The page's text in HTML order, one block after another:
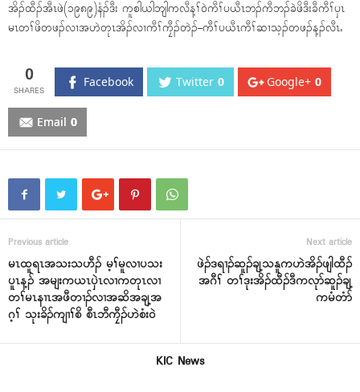
အိၣ်ထီၣ်အီၤဖဲ(၁၉၈၉)နံၣ်ဒီး ကူစါယါဘျါကလီန့ၢ်၀ဲကီၢ်ပယီၤဘၣ်ကီဘၣ်ခဲဖိဒီးခီကီၢ်ၦၤ
မၤတၢ်ဖိတဖၣ်လၢအဟဲတုၤအိၣ်လၢကီၢ်ကၠီၣ်တဲၣ်–ကီၢ်ပယီၤကီၢ်ဆၢသ့ၣ်တဖၣ်န့ၣ်လီၤႉ
0 Facebook Twitter 0 Google+ 0
Email 0
Previous article
မၤထူရၤအသးသဟီၣ် မ့ၢ်မူလၢပသး
ပူၤန့ၣ် အမျးကယၤၦဲၤလၢကတုၤလၢ
တၢ်မၤနၢၤအဖီတၢၣ်လၢအဆိအချ့အ
ဂ့ၢ် သုးခိၣ်ကျၢၢ်စိ စီၤဘီကၠီၣ်ဟဲစံး၀ဲ
Next article
ဖဲၣ်ဒရၢၣ်ဆူၣ်ချ့သနူကဟဲအိၣ်ဖျါထီၣ်
အဂီၢ် တၢ်ဒုးအိၣ်ထီၣ်ဒီကလုာ်ဆူၣ်ချ့
ကမံတံာ်
KIC News